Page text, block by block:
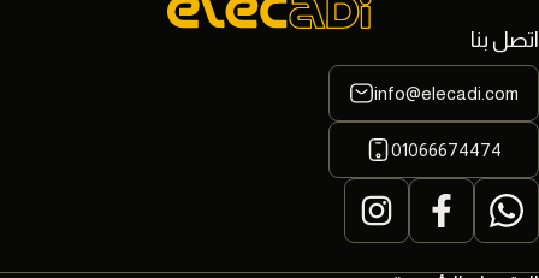
اتصل بنا
info@elecadi.com
01066674474